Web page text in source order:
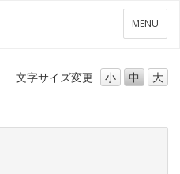
メ
ニ
ー
MENU
文字サイズ変更 小 中 大